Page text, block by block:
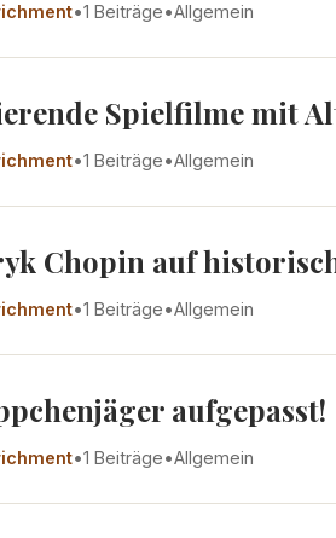
•1 Beiträge•Allgemein
Spielfilme mit
•1 Beiträge•Allgemein
Chopin auf
•1 Beiträge•Allgemein
aufgepasst!
•1 Beiträge•Allgemein